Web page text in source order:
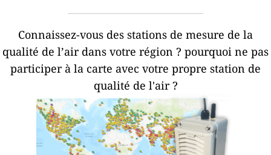
Connaissez-vous des stations de mesure de la
qualité de l’air dans votre région ? pourquoi ne pas
participer à la carte avec votre propre station de
qualité de l'air ?